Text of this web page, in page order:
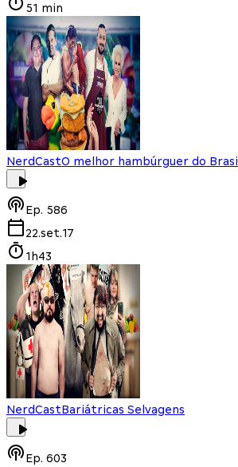
51 min
NerdCastO melhor hambúrguer do Brasil
Ep. 586
22.set.17
1h43
NerdCastBariátricas Selvagens
Ep. 603